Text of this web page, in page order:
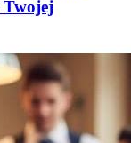
Twojej